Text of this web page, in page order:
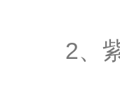
2、紫